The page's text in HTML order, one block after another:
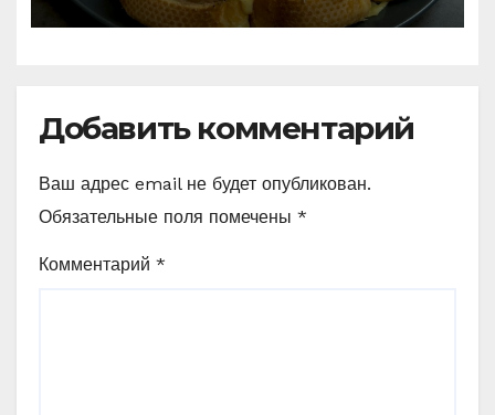
Добавить комментарий
Ваш адрес email не будет опубликован.
Обязательные поля помечены *
Комментарий *